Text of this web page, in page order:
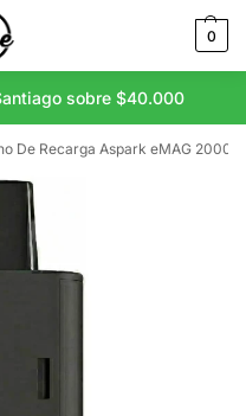
0
sobre $40.000
sobre $80.000
De Recarga Aspark eMAG